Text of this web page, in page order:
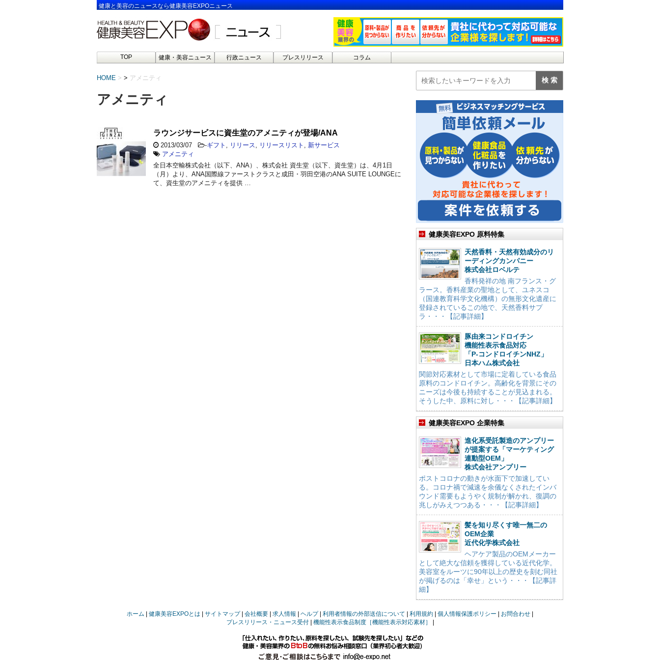
健康と美容のニュースなら健康美容EXPOニュース
TOP 健康・美容ニュース 行政ニュース プレスリリース コラム
HOME > アメニティ
アメニティ
ラウンジサービスに資生堂のアメニティが登場/ANA
2013/03/07 -ギフト リリース リリースリスト
新サービス
アメニティ
全日本空輸株式会社（以下、ANA）、株式会社 資生堂（以下、資生堂）は、4月1日
（月）より、ANA国際線ファーストクラスと成田・羽田空港のANA SUITE LOUNGEに
て、資生堂のアメニティを提供 …
健康美容EXPO 原料特集
天然香料・天然有効成分のリ
ーディングカンパニー
株式会社ロベルテ
香料発祥の地 南フランス・グ
ラース。香料産業の聖地として、ユネスコ
（国連教育科学文化機構）の無形文化遺産に
登録されているこの地で、天然香料サプ
ラ・・・【記事詳細】
豚由来コンドロイチン
機能性表示食品対応
「P-コンドロイチンNHZ」
日本ハム株式会社
関節対応素材として市場に定着している食品
原料のコンドロイチン。高齢化を背景にその
ニーズは今後も持続することが見込まれる。
そうした中、原料に対し・・・【記事詳細】
健康美容EXPO 企業特集
進化系受託製造のアンプリー
が提案する「マーケティング
連動型OEM」
株式会社アンプリー
ポストコロナの動きが水面下で加速してい
る。コロナ禍で減速を余儀なくされたインバ
ウンド需要もようやく規制が解かれ、復調の
兆しがみえつつある・・・【記事詳細】
髪を知り尽くす唯一無二の
OEM企業
近代化学株式会社
ヘアケア製品のOEMメーカー
として絶大な信頼を獲得している近代化学。
美容室をルーツに90年以上の歴史を刻む同社
が掲げるのは「幸せ」という・・・【記事詳
細】
ホーム 健康美容EXPOとは サイトマップ 会社概要 求人情報 ヘルプ 利用者情報の外部送信について 利用規約 個人情報保護ポリシー
お問合わせ
プレスリリース・ニュース受付
機能性表示食品制度［機能性表示対応素材］